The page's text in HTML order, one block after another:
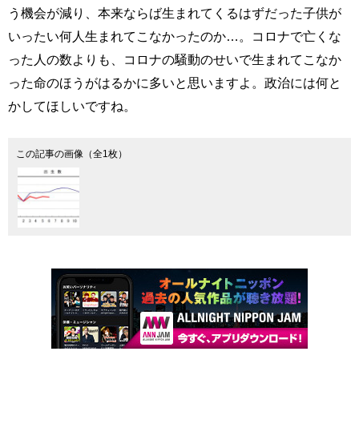
う機会が減り、本来ならば生まれてくるはずだった子供が
いったい何人生まれてこなかったのか…。コロナで亡くな
った人の数よりも、コロナの騒動のせいで生まれてこなか
った命のほうがはるかに多いと思いますよ。政治には何と
かしてほしいですね。
この記事の画像（全1枚）